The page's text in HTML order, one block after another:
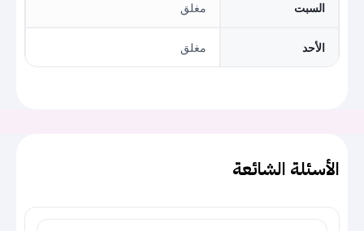
السبت مغلق
الأحد مغلق
الأسئلة الشائعة